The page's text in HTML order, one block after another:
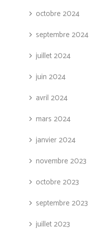
octobre 2024
septembre 2024
juillet 2024
juin 2024
avril 2024
mars 2024
janvier 2024
novembre 2023
octobre 2023
septembre 2023
juillet 2023